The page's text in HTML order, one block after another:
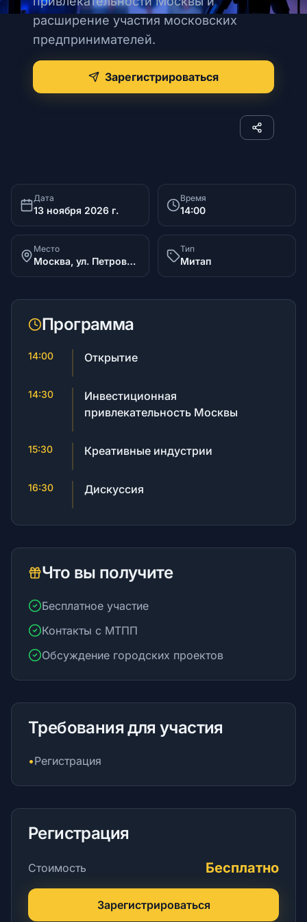
Обучение
Кейсы
База знаний
Инвестплатформы
Брокеры
Краудфандинг
расширение участия московских
предпринимателей.
Зарегистрироваться
Дата
13 ноября 2026 г.
Время
14:00
Место
Москва, ул. Петровка, д.15, стр.1, 2 этаж
Тип
Митап
Программа
14:00 Открытие
14:30
Инвестиционная
привлекательность Москвы
15:30 Креативные индустрии
16:30 Дискуссия
Что вы получите
Бесплатное участие
Контакты с МТПП
Обсуждение городских проектов
Требования для участия
•Регистрация
Регистрация
Стоимость Бесплатно
Зарегистрироваться